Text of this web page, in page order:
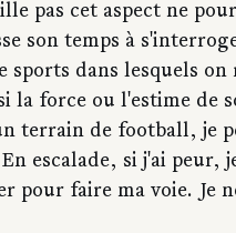
pas cet aspect ne
son temps à
sports dans lesquels
la force ou l'estime de
terrain de football, je
escalade, si j'ai peur,
pour faire ma voie. Je